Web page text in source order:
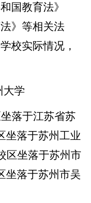
国教育法》
》等相关法
校实际情况，
大学
落于江苏省苏
坐落于苏州工业
区坐落于苏州市
坐落于苏州市吴